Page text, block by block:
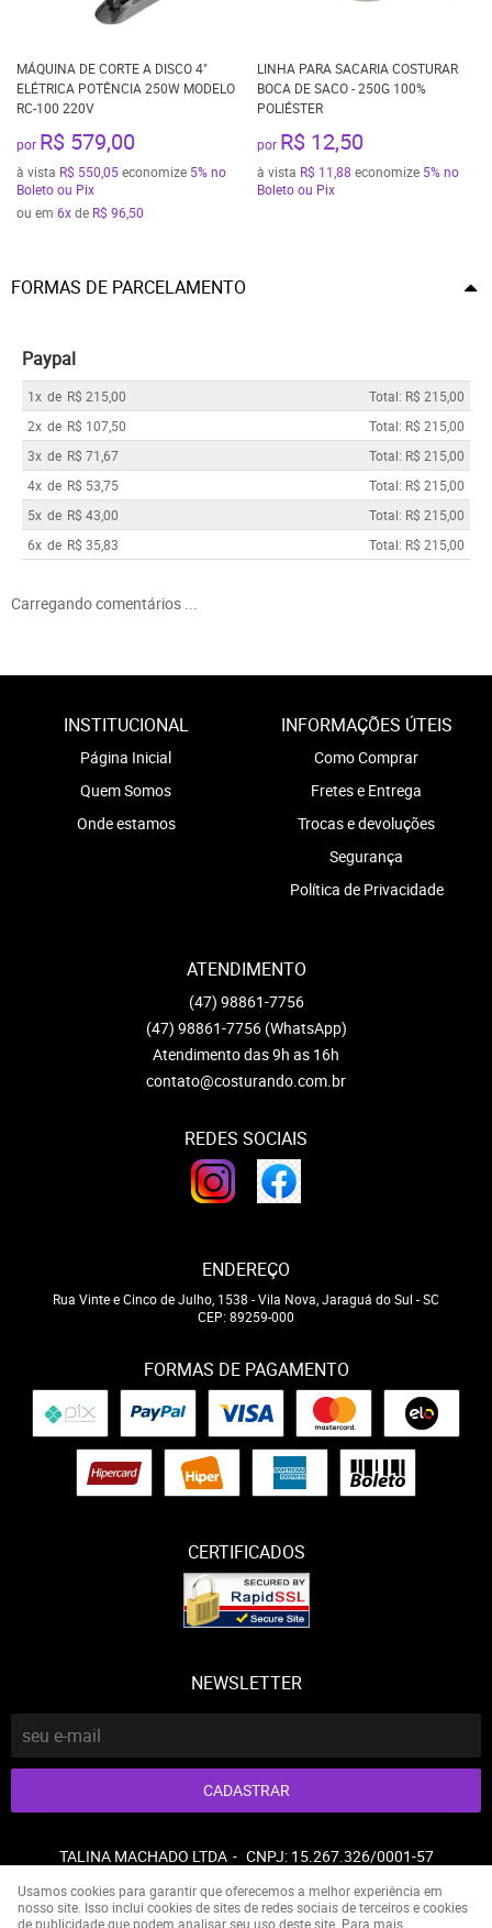
MÁQUINA DE CORTE A DISCO 4"
ELÉTRICA POTÊNCIA 250W MODELO
RC-100 220V
por R$ 579,00
à vista R$ 550,05economize 5%no
Boleto ou Pix
ou em 6xde R$ 96,50
LINHA PARA SACARIA COSTURAR
BOCA DE SACO - 250G 100%
POLIÉSTER
por R$ 12,50
à vista R$ 11,88 economize 5%no
Boleto ou Pix
FORMAS DE PARCELAMENTO
Paypal
1x de R$ 215,00
Total: R$ 215,00
2x de R$ 107,50
Total: R$ 215,00
3x de R$ 71,67
Total: R$ 215,00
4x de R$ 53,75
Total: R$ 215,00
5x de R$ 43,00
Total: R$ 215,00
6x de R$ 35,83 Total: R$ 215,00
Carregando comentários ...
INSTITUCIONAL
Página Inicial
Quem Somos
Onde estamos
INFORMAÇÕES ÚTEIS
Como Comprar
Fretes e Entrega
Trocas e devoluções
Segurança
Política de Privacidade
ATENDIMENTO
(47) 98861-7756
(47) 98861-7756 (WhatsApp)
Atendimento das 9h as 16h
contato@costurando.com.br
REDES SOCIAIS
ENDEREÇO
Rua Vinte e Cinco de Julho, 1538 -Vila Nova, Jaraguá do Sul -SC
CEP: 89259-000
FORMAS DE PAGAMENTO
CERTIFICADOS
NEWSLETTER
CADASTRAR
TALINA MACHADO LTDA CNPJ: 15.267.326/0001-57
Usamos cookies para garantir que oferecemos a melhor experiência em
nosso site. Isso inclui cookies de sites de redes sociais de terceiros e cookies
de publicidade que podem analisar seu uso deste site. Para mais